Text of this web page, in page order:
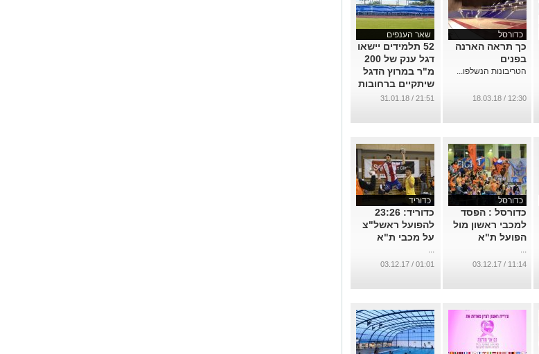
כדורסל
כך תראה הארנה
בפנים
הטריבונות הנשלפו...
12:30 / 18.03.18
שאר הענפים
52 תלמידים יישאו
דגל ענק של 200
מ"ר במרוץ הדגל
שיתקיים ברחובות
העיר
21:51 / 31.01.18
כדורסל
כדורסל : הפסד
למכבי ראשון מול
הפועל ת"א
...
11:14 / 03.12.17
כדוריד
כדוריד: 23:26
להפועל ראשל"צ
על מכבי ת"א
...
01:01 / 03.12.17